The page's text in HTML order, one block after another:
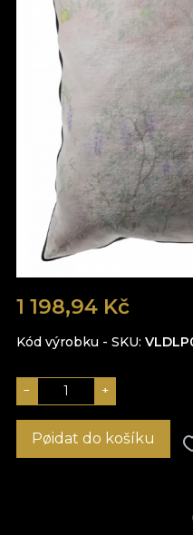
1 198,94 Kč
Kód výrobku - SKU
− +
Pøidat do košíku